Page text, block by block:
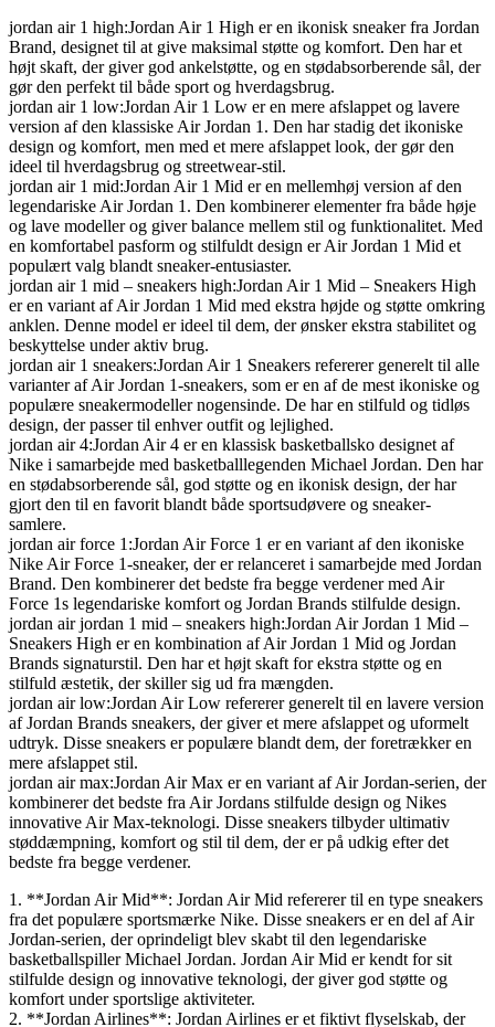
jordan air 1 high:Jordan Air 1 High er en ikonisk sneaker fra Jordan
Brand, designet til at give maksimal støtte og komfort. Den har et
højt skaft, der giver god ankelstøtte, og en stødabsorberende sål, der
gør den perfekt til både sport og hverdagsbrug.
jordan air 1 low:Jordan Air 1 Low er en mere afslappet og lavere
version af den klassiske Air Jordan 1. Den har stadig det ikoniske
design og komfort, men med et mere afslappet look, der gør den
ideel til hverdagsbrug og streetwear-stil.
jordan air 1 mid:Jordan Air 1 Mid er en mellemhøj version af den
legendariske Air Jordan 1. Den kombinerer elementer fra både høje
og lave modeller og giver balance mellem stil og funktionalitet. Med
en komfortabel pasform og stilfuldt design er Air Jordan 1 Mid et
populært valg blandt sneaker-entusiaster.
jordan air 1 mid – sneakers high:Jordan Air 1 Mid – Sneakers High
er en variant af Air Jordan 1 Mid med ekstra højde og støtte omkring
anklen. Denne model er ideel til dem, der ønsker ekstra stabilitet og
beskyttelse under aktiv brug.
jordan air 1 sneakers:Jordan Air 1 Sneakers refererer generelt til alle
varianter af Air Jordan 1-sneakers, som er en af de mest ikoniske og
populære sneakermodeller nogensinde. De har en stilfuld og tidløs
design, der passer til enhver outfit og lejlighed.
jordan air 4:Jordan Air 4 er en klassisk basketballsko designet af
Nike i samarbejde med basketballlegenden Michael Jordan. Den har
en stødabsorberende sål, god støtte og en ikonisk design, der har
gjort den til en favorit blandt både sportsudøvere og sneaker-
samlere.
jordan air force 1:Jordan Air Force 1 er en variant af den ikoniske
Nike Air Force 1-sneaker, der er relanceret i samarbejde med Jordan
Brand. Den kombinerer det bedste fra begge verdener med Air
Force 1s legendariske komfort og Jordan Brands stilfulde design.
jordan air jordan 1 mid – sneakers high:Jordan Air Jordan 1 Mid –
Sneakers High er en kombination af Air Jordan 1 Mid og Jordan
Brands signaturstil. Den har et højt skaft for ekstra støtte og en
stilfuld æstetik, der skiller sig ud fra mængden.
jordan air low:Jordan Air Low refererer generelt til en lavere version
af Jordan Brands sneakers, der giver et mere afslappet og uformelt
udtryk. Disse sneakers er populære blandt dem, der foretrækker en
mere afslappet stil.
jordan air max:Jordan Air Max er en variant af Air Jordan-serien, der
kombinerer det bedste fra Air Jordans stilfulde design og Nikes
innovative Air Max-teknologi. Disse sneakers tilbyder ultimativ
støddæmpning, komfort og stil til dem, der er på udkig efter det
bedste fra begge verdener.
1. **Jordan Air Mid**: Jordan Air Mid refererer til en type sneakers
fra det populære sportsmærke Nike. Disse sneakers er en del af Air
Jordan-serien, der oprindeligt blev skabt til den legendariske
basketballspiller Michael Jordan. Jordan Air Mid er kendt for sit
stilfulde design og innovative teknologi, der giver god støtte og
komfort under sportslige aktiviteter.
2. **Jordan Airlines**: Jordan Airlines er et fiktivt flyselskab, der